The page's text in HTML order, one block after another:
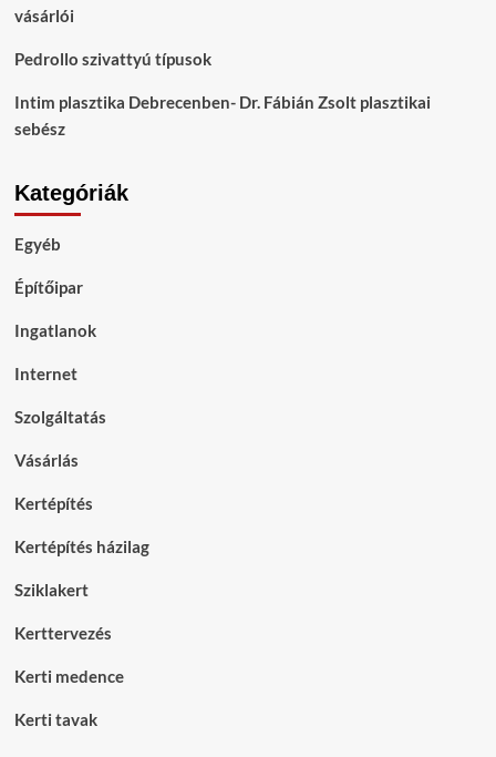
vásárlói
Pedrollo szivattyú típusok
Intim plasztika Debrecenben- Dr. Fábián Zsolt plasztikai
sebész
Kategóriák
Egyéb
Építőipar
Ingatlanok
Internet
Szolgáltatás
Vásárlás
Kertépítés
Kertépítés házilag
Sziklakert
Kerttervezés
Kerti medence
Kerti tavak